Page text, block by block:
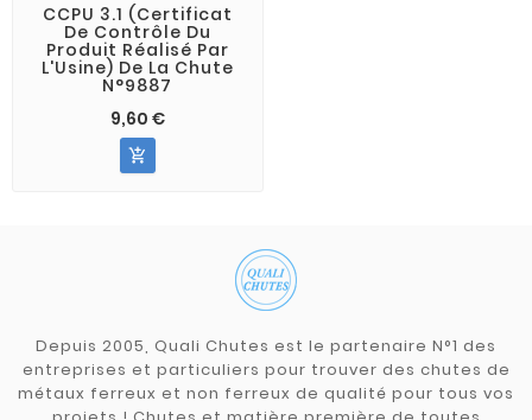
CCPU 3.1 (Certificat
De Contrôle Du
Produit Réalisé Par
L'Usine) De La Chute
N°9887
9,60 €

Depuis 2005, Quali Chutes est le partenaire N°1 des
entreprises et particuliers pour trouver des chutes de
métaux ferreux et non ferreux de qualité pour tous vos